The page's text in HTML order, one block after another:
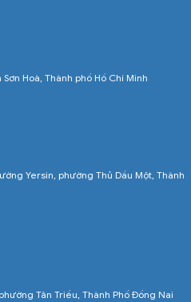
Hoà, Thành phố Hồ Chí Minh
Yersin, phường Thủ Dầu Một, Thành
Tân Triều, Thành Phố Đồng Nai